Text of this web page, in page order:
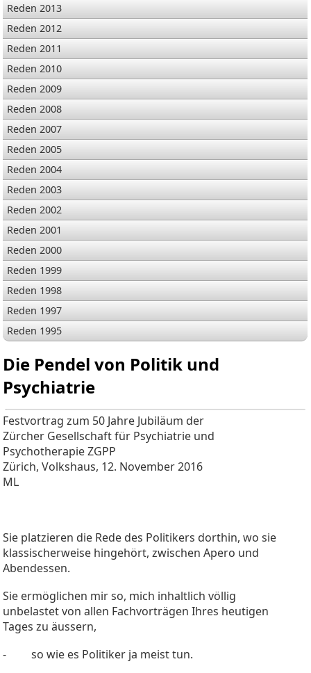
Reden 2013
Reden 2012
Reden 2011
Reden 2010
Reden 2009
Reden 2008
Reden 2007
Reden 2005
Reden 2004
Reden 2003
Reden 2002
Reden 2001
Reden 2000
Reden 1999
Reden 1998
Reden 1997
Reden 1995
Die Pendel von Politik und
Psychiatrie
Festvortrag zum 50 Jahre Jubiläum der
Zürcher Gesellschaft für Psychiatrie und
Psychotherapie ZGPP
Zürich, Volkshaus, 12. November 2016
ML
Sie platzieren die Rede des Politikers dorthin, wo sie
klassischerweise hingehört, zwischen Apero und
Abendessen.
Sie ermöglichen mir so, mich inhaltlich völlig
unbelastet von allen Fachvorträgen Ihres heutigen
Tages zu äussern,
- so wie es Politiker ja meist tun.